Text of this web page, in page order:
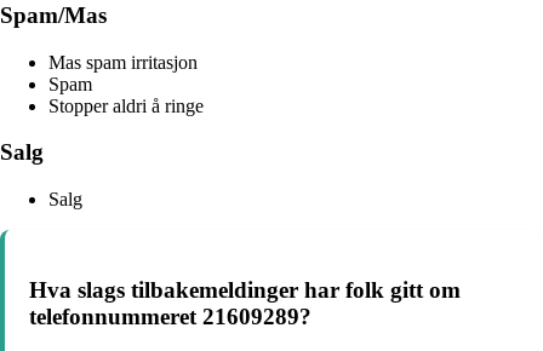
Spam/Mas
Mas spam irritasjon
Spam
Stopper aldri å ringe
Salg
Salg
Hva slags tilbakemeldinger har folk gitt om
telefonnummeret 21609289?